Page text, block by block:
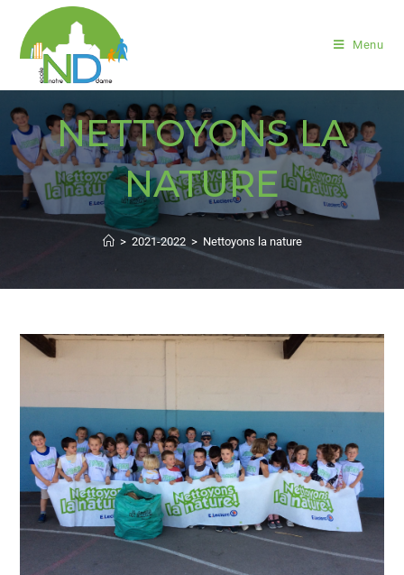
Menu
NETTOYONS LA
NATURE
> 2021-2022 > Nettoyons la nature